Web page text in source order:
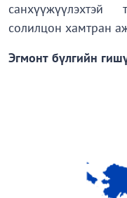
санхүүжүүлэхтэй
солилцон хамтран
Эгмонт бүлгийн